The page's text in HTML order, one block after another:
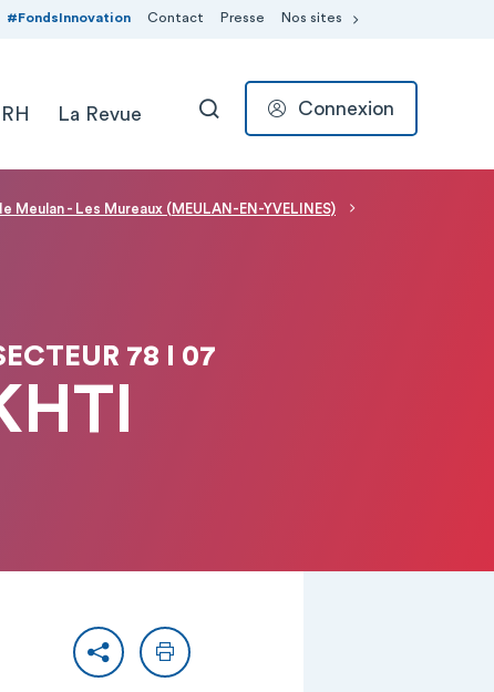
#FondsInnovation Contact Presse Nos sites
La Revue RECHERCHER
Connexion
- Les Mureaux (MEULAN-EN-YVELINES)
78 I 07
PartagerImprimer